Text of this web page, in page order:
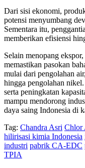
Dari sisi ekonomi,
potensi menyumbang
Sementara itu,
memberikan efisiensi
Selain menopang
memastikan pasokan
mulai dari pengolahan
hingga pengolahan
serta peningkatan
mampu mendorong
daya saing Indonesia di
Tag: Chandra Asri Chlor
hilirisasi kimia Indonesia
industri pabrik CA-EDC
TPIA